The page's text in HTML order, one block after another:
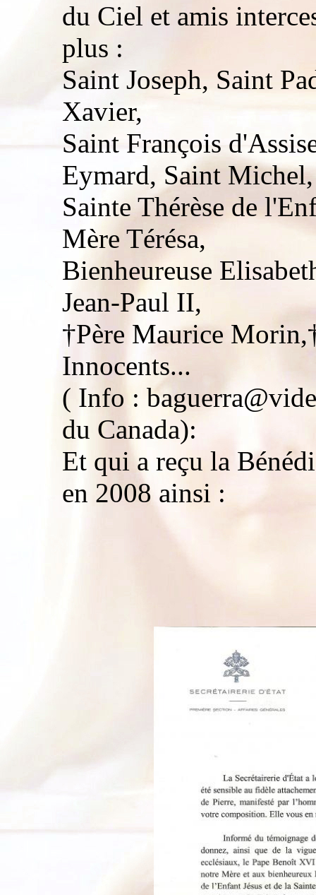
du Ciel et amis
plus :
Saint Joseph, Saint
Xavier,
Saint François
Eymard, Saint Michel,
Sainte Thérèse de
Mère Térésa,
Bienheureuse
Jean-Paul II,
†Père Maurice
Innocents...
( Info :
du Canada):
Et qui a reçu la
en 2008 ainsi :